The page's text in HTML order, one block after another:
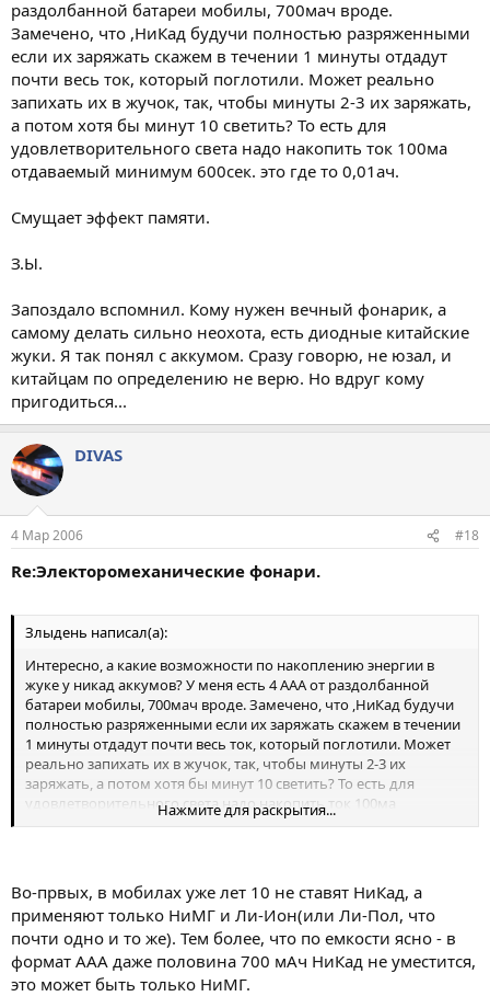
раздолбанной батареи мобилы, 700мач вроде.
Замечено, что ,НиКад будучи полностью разряженными
если их заряжать скажем в течении 1 минуты отдадут
почти весь ток, который поглотили. Может реально
запихать их в жучок, так, чтобы минуты 2-3 их заряжать,
а потом хотя бы минут 10 светить? То есть для
удовлетворительного света надо накопить ток 100ма
отдаваемый минимум 600сек. это где то 0,01ач.
Смущает эффект памяти.
З.Ы.
Запоздало вспомнил. Кому нужен вечный фонарик, а
самому делать сильно неохота, есть диодные китайские
жуки. Я так понял с аккумом. Сразу говорю, не юзал, и
китайцам по определению не верю. Но вдруг кому
пригодиться...
DIVAS
4 Мар 2006 #18
Re:Электоромеханические фонари.
Злыдень написал(а):
Интересно, а какие возможности по накоплению энергии в
жуке у никад аккумов? У меня есть 4 ААА от раздолбанной
батареи мобилы, 700мач вроде. Замечено, что ,НиКад будучи
полностью разряженными если их заряжать скажем в течении
1 минуты отдадут почти весь ток, который поглотили. Может
реально запихать их в жучок, так, чтобы минуты 2-3 их
заряжать, а потом хотя бы минут 10 светить? То есть для
удовлетворительного света надо накопить ток 100ма
отдаваемый минимум 600сек. это где то 0,01ач.
З.Ы.
Запоздало вспомнил. Кому нужен вечный фонарик, а самому
делать сильно неохота, есть диодные китайские жуки. Я так
понял с аккумом. Сразу говорю, не юзал, и китайцам по
Нажмите для раскрытия...
Во-првых, в мобилах уже лет 10 не ставят НиКад, а
применяют только НиМГ и Ли-Ион(или Ли-Пол, что
почти одно и то же). Тем более, что по емкости ясно - в
формат ААА даже половина 700 мАч НиКад не уместится,
это может быть только НиМГ.